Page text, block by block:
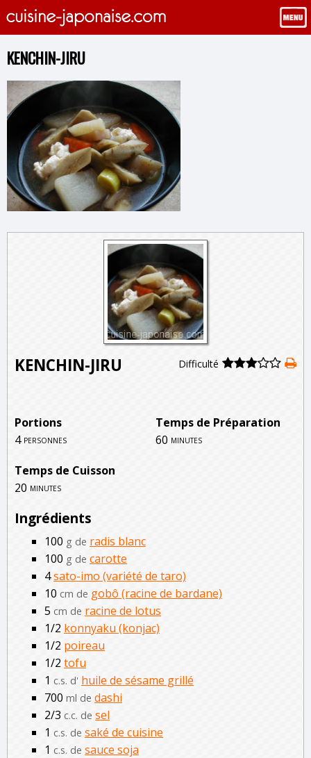
KENCHIN-JIRU
KENCHIN-JIRU Difficulté
Portions
Temps de Préparation
4 personnes 60 minutes
Temps de Cuisson
20 minutes
Ingrédients
100 g de radis blanc
100 g de carotte
4sato-imo (variété de taro)
10 cm de gobô (racine de bardane)
5 cm de racine de lotus
1/2 konnyaku (konjac)
1/2 poireau
1/2tofu
1 c.s. d' huile de sésame grillé
700 ml de dashi
2/3 c.c. de sel
1 c.s. de saké de cuisine
1 c.s. de sauce soja